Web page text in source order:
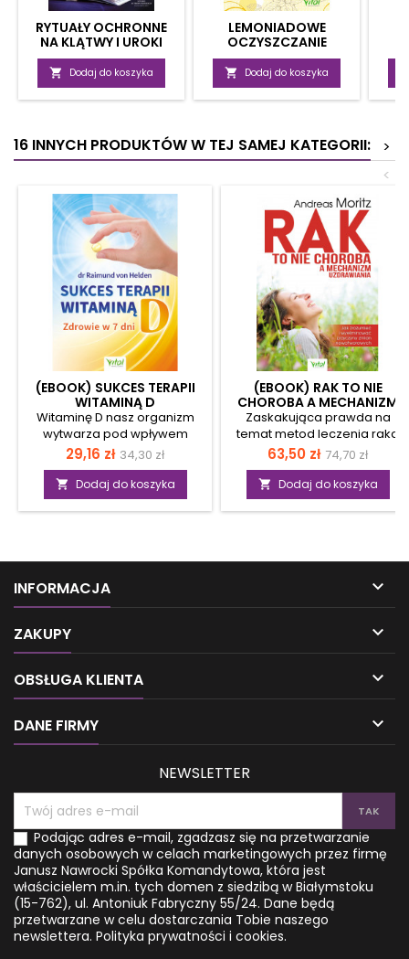
RYTUAŁY OCHRONNE
NA KLĄTWY I UROKI
 Dodaj do koszyka
LEMONIADOWE
OCZYSZCZANIE
 Dodaj do koszyka
16 INNYCH PRODUKTÓW W TEJ SAMEJ KATEGORII:
>
<
(EBOOK) SUKCES TERAPII
WITAMINĄ D
Witaminę D nasz organizm
wytwarza pod wpływem
promieni słonecznych. W
strefie klimatycznej, w której
żyjemy, jedynie latem
możemy naturalnie uzupełnić
tę witaminę w organizmie,
Może się on objawiać
chronicznym zmęczeniem,
osłabieniem i bólem głowy.
dłuższy czas, podnosi ryzyko
pojawienia się nadciśnienia,
nawet raka. Autor jest
lekarzem i podczas swojej
opracował prostą w...
Cena
29,16 zł Cena
podstawowa
34,30 zł
 Dodaj do koszyka
(EBOOK) RAK TO NIE
CHOROBA A MECHANIZM
UZDRAWIANIA
Zaskakująca prawda na
temat metod leczenia raka
Autor udowadnia, że obecnie
najpowszechniej stosowanie
metody eliminowania
komórek rakowych
zapewniają pełen sukces
większość cieszy się z
nieobecności raka nie dłużej
więcej osób niż ratuje. Co
Nowe spojrzenie na
nowotwory! Dzięki tej książce
spontaniczne remisje...
Cena
63,50 zł Cena
74,70 zł
 Dodaj do koszyka
INFORMACJA 
ZAKUPY 
OBSŁUGA KLIENTA 
DANE FIRMY 
NEWSLETTER
Podając adres e-mail, zgadzasz się na przetwarzanie
danych osobowych w celach marketingowych przez firmę
Janusz Nawrocki Spółka Komandytowa, która jest
właścicielem m.in. tych domen z siedzibą w Białymstoku
(15-762), ul. Antoniuk Fabryczny 55/24. Dane będą
przetwarzane w celu dostarczania Tobie naszego
newslettera. Polityka prywatności i cookies.